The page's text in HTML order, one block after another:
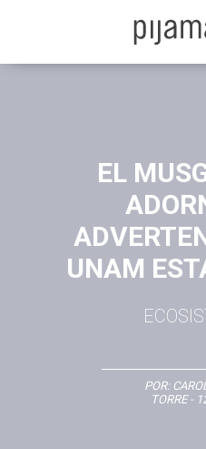
EL
UNAM
POR:
TORRE-